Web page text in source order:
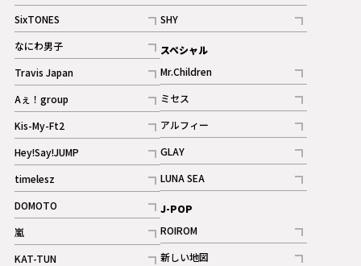
記事
ギャラリー
SixTONES
記事
ギャラリー
なにわ男子
記事
Travis Japan
記事
Aぇ！group
記事
Kis-My-Ft2
記事
ギャラリー
Hey!Say!JUMP
記事
timelesz
記事
DOMOTO
記事
嵐
記事
KAT-TUN
記事
SHY
記事
スペシャル
Mr.Children
記事
ミセス
記事
アルフィー
記事
GLAY
記事
LUNA SEA
記事
J-POP
ROIROM
記事
新しい地図